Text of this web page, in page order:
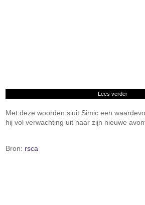
Lees verder
Met deze woorden sluit Simic een
hij vol verwachting uit naar zijn nieuwe
Bron: rsca